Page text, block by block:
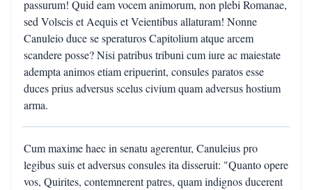
passurum! Quid eam vocem animorum, non plebi Romanae,
sed Volscis et Aequis et Veientibus allaturam! Nonne
Canuleio duce se speraturos Capitolium atque arcem
scandere posse? Nisi patribus tribuni cum iure ac maiestate
adempta animos etiam eripuerint, consules paratos esse
duces prius adversus scelus civium quam adversus hostium
arma.
Cum maxime haec in senatu agerentur, Canuleius pro
legibus suis et adversus consules ita disseruit: "Quanto opere
vos, Quirites, contemnerent patres, quam indignos ducerent